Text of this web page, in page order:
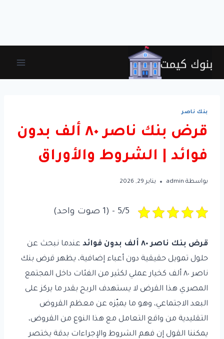
بنك ناصر
قرض بنك ناصر ٨٠ ألف بدون
فوائد | الشروط والأوراق
بواسطة admin يناير 29, 2026
5/5 - (1 صوت واحد)
قرض بنك ناصر ٨٠ ألف بدون فوائد
عندما نبحث عن
حلول تمويل حقيقية دون أعباء إضافية، يظهر قرض بنك
ناصر ٨٠ ألف كخيار عملي لكثير من الفئات داخل المجتمع
المصري هذا القرض لا يستهدف الربح بقدر ما يركز على
البعد الاجتماعي، وهو ما يميّزه عن معظم القروض
التقليدية من واقع التعامل مع هذا النوع من القروض،
يمكننا القول إن فهم الشروط والإجراءات بدقة يختصر